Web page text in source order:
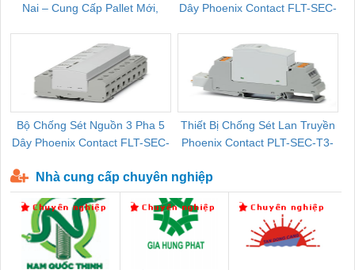
Nai – Cung Cấp Pallet Mới,
Dây Phoenix Contact FLT-SEC-
Bộ Chống Sét Nguồn 3 Pha 5
Dây Phoenix Contact FLT-SEC-
Thiết Bị Chống Sét Lan Truyền
Phoenix Contact PLT-SEC-T3-
Nhà cung cấp chuyên nghiệp